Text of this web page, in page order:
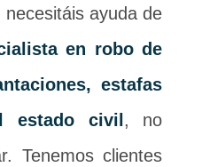
ayuda de
en robo de
estafas
estado civil , no
Tenemos clientes